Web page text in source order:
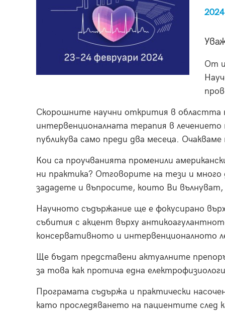
От
Скорошните научни открития в областта
интервенционалната терапия в лечението
публикува само преди два месеца.
Кои са проучванията променили
ни практика? Отговорите на тези и
зададете и въпросите, които Ви
Научното съдържание ще е фокусирано
събития с акцент върху
консервативното и интервенционалното
Ще бъдат представени актуалните
за това как протича една
Програмата съдържа и практически
като проследяването на пациентите след